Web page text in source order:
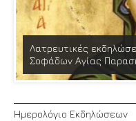
Λατρευτικές
Σοφάδων Αγίας
Ημερολόγιο Εκδηλώσεων